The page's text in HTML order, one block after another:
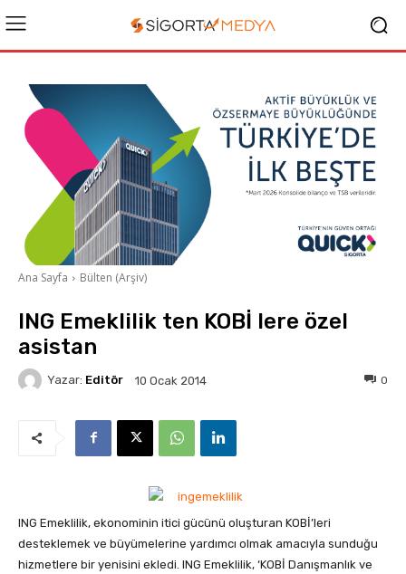
Ana Sayfa Bülten (Arşiv)
ING Emeklilik ten KOBİ lere özel
asistan
Yazar: Editör 10 Ocak 2014 0
ING Emeklilik, ekonominin itici gücünü oluşturan KOBİ’leri
desteklemek ve büyümelerine yardımcı olmak amacıyla sunduğu
hizmetlere bir yenisini ekledi. ING Emeklilik, ‘KOBİ Danışmanlık ve